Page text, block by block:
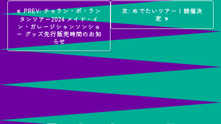
投
稿
ナ
ゲ
ー
PREV:過
去
の
投
稿:
チャラン・ポ・ラン
タンツアー2024 メイド・イ
ン・ガレージシャンソンショ
ー グッズ先行販売時間のお知
らせ
次: 次
投
稿:
めでたいツアー！開催決
定